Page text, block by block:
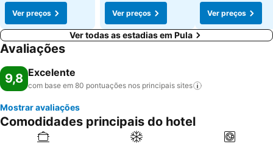
Ver preços
Ver preços
Ver preços
Ver todas as estadias em Pula
Avaliações
9,8 Excelente
com base em 80 pontuações nos principais sites
Mostrar avaliações
Comodidades principais do hotel